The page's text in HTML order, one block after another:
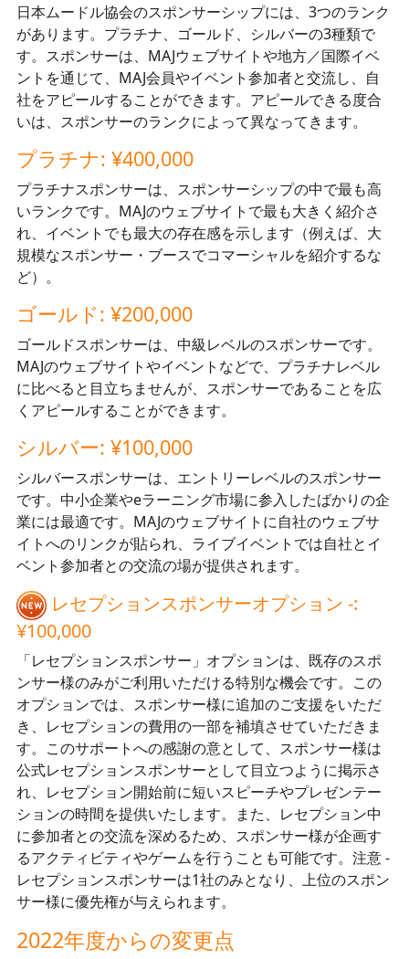
日本ムードル協会のスポンサーシップには、3つのランク
があります。プラチナ、ゴールド、シルバーの3種類で
す。スポンサーは、MAJウェブサイトや地方／国際イベ
ントを通じて、MAJ会員やイベント参加者と交流し、自
社をアピールすることができます。アピールできる度合
いは、スポンサーのランクによって異なってきます。
プラチナ: ¥400,000
プラチナスポンサーは、スポンサーシップの中で最も高
いランクです。MAJのウェブサイトで最も大きく紹介さ
れ、イベントでも最大の存在感を示します（例えば、大
規模なスポンサー・ブースでコマーシャルを紹介するな
ど）。
ゴールド: ¥200,000
ゴールドスポンサーは、中級レベルのスポンサーです。
MAJのウェブサイトやイベントなどで、プラチナレベル
に比べると目立ちませんが、スポンサーであることを広
くアピールすることができます。
シルバー: ¥100,000
シルバースポンサーは、エントリーレベルのスポンサー
です。中小企業やeラーニング市場に参入したばかりの企
業には最適です。MAJのウェブサイトに自社のウェブサ
イトへのリンクが貼られ、ライブイベントでは自社とイ
ベント参加者との交流の場が提供されます。
レセプションスポンサーオプション -:
¥100,000
「レセプションスポンサー」オプションは、既存のスポ
ンサー様のみがご利用いただける特別な機会です。この
オプションでは、スポンサー様に追加のご支援をいただ
き、レセプションの費用の一部を補填させていただきま
す。このサポートへの感謝の意として、スポンサー様は
公式レセプションスポンサーとして目立つように掲示さ
れ、レセプション開始前に短いスピーチやプレゼンテー
ションの時間を提供いたします。また、レセプション中
に参加者との交流を深めるため、スポンサー様が企画す
るアクティビティやゲームを行うことも可能です。注意 -
レセプションスポンサーは1社のみとなり、上位のスポン
サー様に優先権が与えられます。
2022年度からの変更点